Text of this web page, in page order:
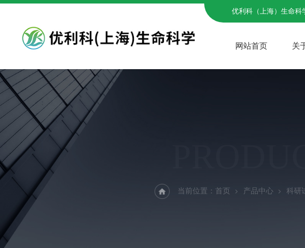
优利科（上海）生命科
网站首页 关
当前位置： 首页 产品中心 科研